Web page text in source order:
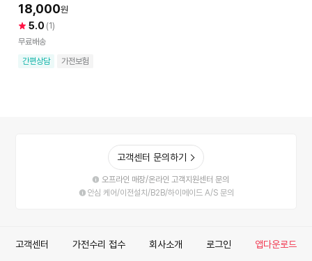
18,000원
5.0 (1)
무료배송
간편상담
가전보험
고객센터 문의하기
오프라인 매장/온라인 고객지원센터 문의
안심 케어/이전설치/B2B/하이메이드 A/S 문의
고객센터 가전수리 접수 회사소개 로그인 앱다운로드